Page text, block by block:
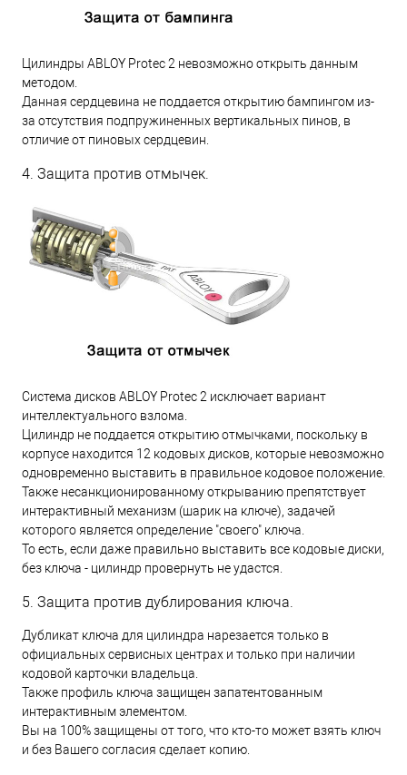
Цилиндры ABLOY Protec 2 невозможно открыть данным
методом.
Данная сердцевина не поддается открытию бампингом из-
за отсутствия подпружиненных вертикальных пинов, в
отличие от пиновых сердцевин.
4. Защита против отмычек.
Система дисков ABLOY Protec 2 исключает вариант
интеллектуального взлома.
Цилиндр не поддается открытию отмычками, поскольку в
корпусе находится 12 кодовых дисков, которые невозможно
одновременно выставить в правильное кодовое положение.
Также несанкционированному открыванию препятствует
интерактивный механизм (шарик на ключе), задачей
которого является определение "своего" ключа.
То есть, если даже правильно выставить все кодовые диски,
без ключа - цилиндр провернуть не удастся.
5. Защита против дублирования ключа.
Дубликат ключа для цилиндра нарезается только в
официальных сервисных центрах и только при наличии
кодовой карточки владельца.
Также профиль ключа защищен запатентованным
интерактивным элементом.
Вы на 100% защищены от того, что кто-то может взять ключ
и без Вашего согласия сделает копию.